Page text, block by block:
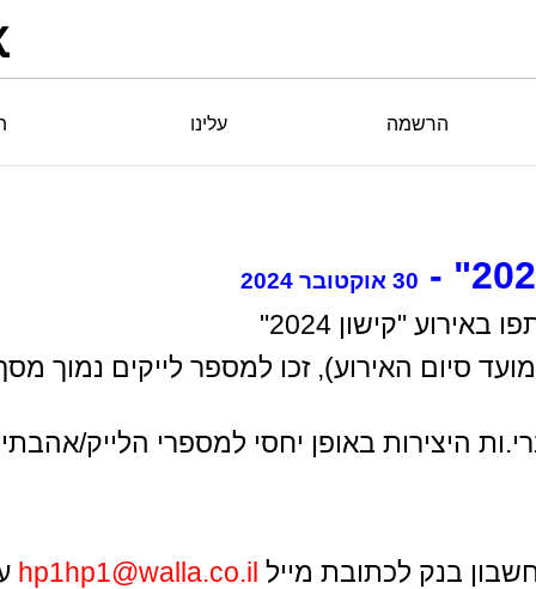
הרשמה עלינו
30 אוקטובר 2024
"קישון 2024"
וכל היצירות נכון לתאריך 27.10.24 (מועד סיום האירוע), זכו
בנק לכתובת מייל hp1hp1@walla.co.il